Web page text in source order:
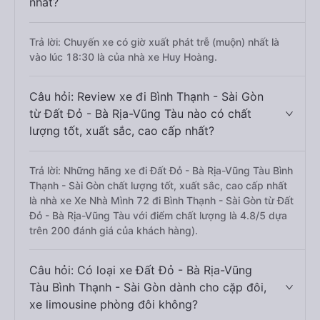
Trả lời: Chuyến xe có giờ xuất phát trễ (muộn) nhất là
vào lúc 18:30 là của nhà xe Huy Hoàng.
Câu hỏi: Review xe đi Bình Thạnh - Sài Gòn
từ Đất Đỏ - Bà Rịa-Vũng Tàu nào có chất
lượng tốt, xuất sắc, cao cấp nhất?
Trả lời: Những hãng xe đi Đất Đỏ - Bà Rịa-Vũng Tàu Bình
Thạnh - Sài Gòn chất lượng tốt, xuất sắc, cao cấp nhất
là nhà xe Xe Nhà Mình 72 đi Bình Thạnh - Sài Gòn từ Đất
Đỏ - Bà Rịa-Vũng Tàu với điểm chất lượng là 4.8/5 dựa
trên 200 đánh giá của khách hàng).
Câu hỏi: Có loại xe Đất Đỏ - Bà Rịa-Vũng
Tàu Bình Thạnh - Sài Gòn dành cho cặp đôi,
xe limousine phòng đôi không?